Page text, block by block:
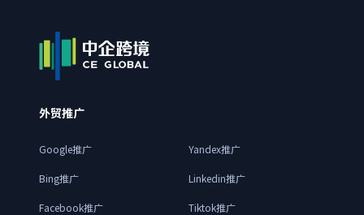
外贸推广
Google推广 Yandex推广
Bing推广 Linkedin推广
Facebook推广 Tiktok推广